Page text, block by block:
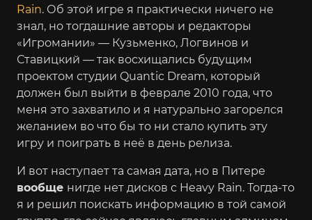
Rain. Об этой игре я практически ничего не
знал, но тогдашние авторы и редакторы
«Игромании» — Кузьменко, Логвинов и
Ставицкий — так восхищались будущим
проектом студии Quantic Dream, который
должен был выйти в феврале 2010 года, что
меня это захватило и я натурально загорелся
желанием во что бы то ни стало купить эту
игру и поиграть в неё в день релиза.
И вот наступает та самая дата, но в Питере
вообще нигде нет дисков с Heavy Rain. Тогда-то
я и решил поискать информацию в той самой